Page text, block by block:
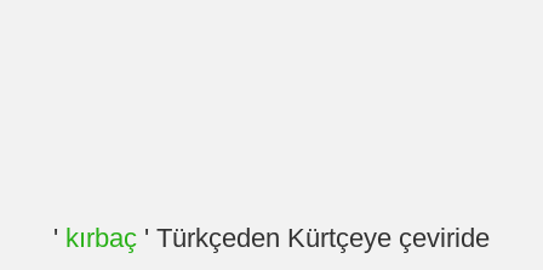
' kırbaç ' Türkçeden Kürtçeye çeviride